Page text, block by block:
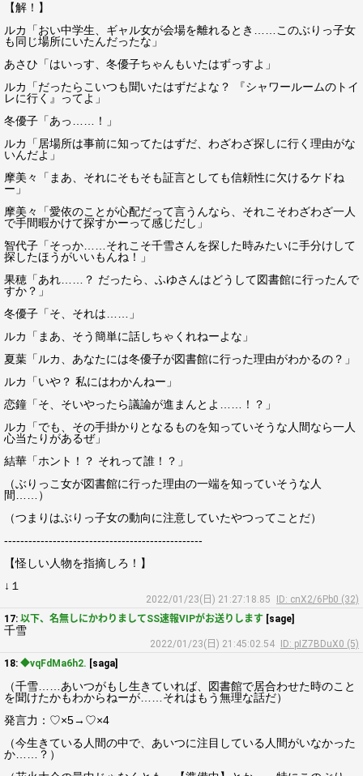
【解！】
ルカ「おい中学生、ギャル女が会場を離れるとき……このぶりっ子女
も同じ場所にいたんだったな」
あさひ「はいっす、冬優子ちゃんもいたはずっすよ」
ルカ「だったらこいつも聞いたはずだよな？ 『シャワールームのトイ
レに行く』ってよ」
冬優子「あっ……！」
ルカ「居場所は事前に知ってたはずだ、わざわざ探しに行く理由がな
いんだよ」
摩美々「まあ、それにそもそも証言としても信頼性に欠けるケドね
ー」
摩美々「愛依のことが心配だって言うんなら、それこそわざわざ一人
で手間暇かけて探すかーって感じだし」
智代子「そっか……それこそ千雪さんを探した時みたいに手分けして
探したほうがいいもんね！」
果穂「あれ……？ だったら、ふゆさんはどうして図書館に行ったんで
すか？」
冬優子「そ、それは……」
ルカ「まあ、そう簡単に話しちゃくれねーよな」
夏葉「ルカ、あなたには冬優子が図書館に行った理由がわかるの？」
ルカ「いや？ 私にはわかんねー」
恋鐘「そ、そいやったら議論が進まんとよ……！？」
ルカ「でも、その手掛かりとなるものを知っていそうな人間なら一人
心当たりがあるぜ」
結華「ホント！？ それって誰！？」
（ぶりっこ女が図書館に行った理由の一端を知っていそうな人
間……）
（つまりはぶりっ子女の動向に注意していたやつってことだ）
-------------------------------------------------
【怪しい人物を指摘しろ！】
↓１
2022/01/23(日) 21:27:18.85
ID: cnX2/6Pb0 (32)
17: 以下、名無しにかわりましてSS速報VIPがお送りします [sage]
千雪
2022/01/23(日) 21:45:02.54
ID: pIZ7BDuX0 (5)
18: ◆vqFdMa6h2. [saga]
（千雪……あいつがもし生きていれば、図書館で居合わせた時のこと
を聞けたかもわからねーが……それはもう無理な話だ）
発言力：♡×5→♡×4
（今生きている人間の中で、あいつに注目している人間がいなかった
か……？）